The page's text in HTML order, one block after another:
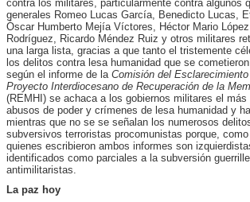
contra los militares, particularmente contra algunos
generales Romeo Lucas García, Benedicto Lucas,
Óscar Humberto Mejía Víctores, Héctor Mario
Rodríguez, Ricardo Méndez Ruiz y otros militares
una larga lista, gracias a que tanto el tristemente
los delitos contra lesa humanidad que se
según el informe de la Comisión del
Proyecto Interdiocesano de Recuperación de la
(REMHI) se achaca a los gobiernos militares el más
abusos de poder y crímenes de lesa humanidad y
mientras que no se se señalan los numerosos
subversivos terroristas procomunistas porque, como
quienes escribieron ambos informes son
identificados como parciales a la subversión
antimilitaristas.
La paz hoy